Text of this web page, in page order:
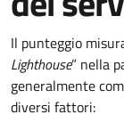
Il punteggio
Lighthouse” nella
generalmente
diversi fattori: